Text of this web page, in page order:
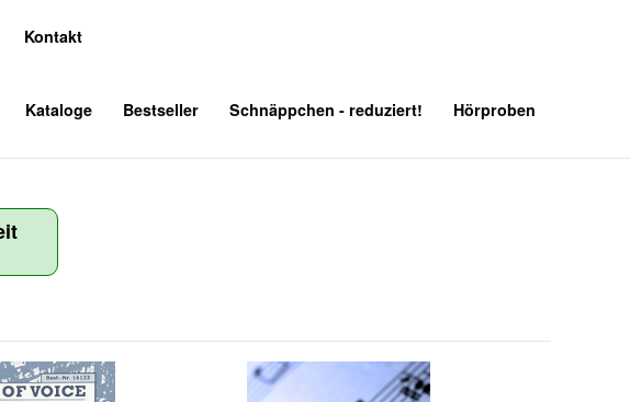
Kontakt
Kataloge Bestseller Schnäppchen - reduziert! Hörproben